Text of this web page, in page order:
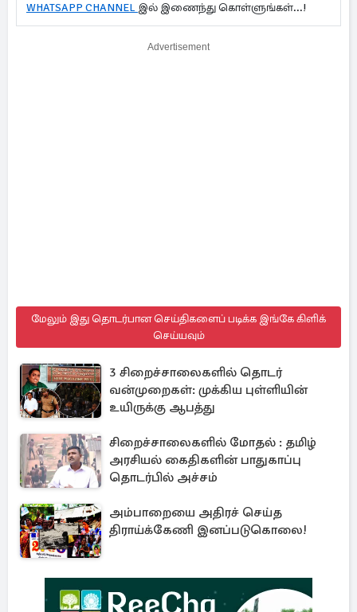
WHATSAPP CHANNEL இல் இணைந்து கொள்ளுங்கள்...!
Advertisement
மேலும் இது தொடர்பான செய்திகளைப் படிக்க இங்கே கிளிக்
செய்யவும்
3 சிறைச்சாலைகளில் தொடர்
வன்முறைகள்: முக்கிய புள்ளியின்
உயிருக்கு ஆபத்து
சிறைச்சாலைகளில் மோதல் : தமிழ்
அரசியல் கைதிகளின் பாதுகாப்பு
தொடர்பில் அச்சம்
அம்பாறையை அதிரச் செய்த
திராய்க்கேணி இனப்படுகொலை!